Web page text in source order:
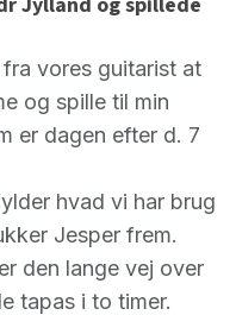
vores guitarist at
og spille til min
er dagen efter d. 7
hvad vi har brug
Jesper frem.
den lange vej over
tapas i to timer.